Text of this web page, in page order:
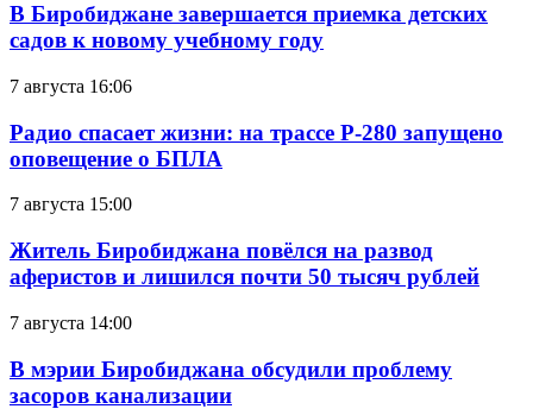
В Биробиджане завершается приемка детских
садов к новому учебному году
7 августа 16:06
Радио спасает жизни: на трассе Р-280 запущено
оповещение о БПЛА
7 августа 15:00
Житель Биробиджана повёлся на развод
аферистов и лишился почти 50 тысяч рублей
7 августа 14:00
В мэрии Биробиджана обсудили проблему
засоров канализации